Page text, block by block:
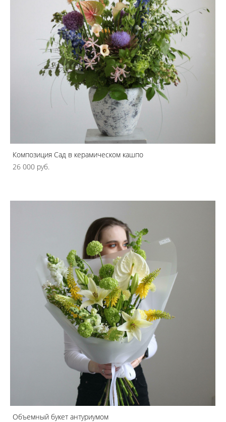
Композиция Сад в керамическом кашпо
26 000 pуб.
Объемный букет антуриумом